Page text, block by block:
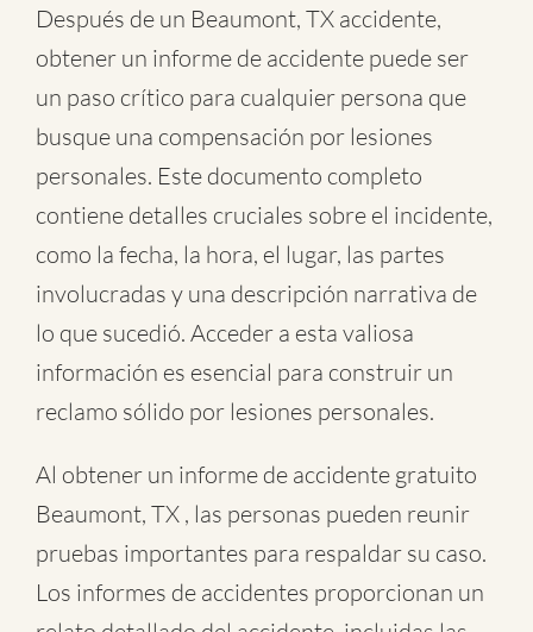
Después de un Beaumont, TX accidente,
obtener un informe de accidente puede ser
un paso crítico para cualquier persona que
busque una compensación por lesiones
personales. Este documento completo
contiene detalles cruciales sobre el incidente,
como la fecha, la hora, el lugar, las partes
involucradas y una descripción narrativa de
lo que sucedió. Acceder a esta valiosa
información es esencial para construir un
reclamo sólido por lesiones personales.
Al obtener un informe de accidente gratuito
Beaumont, TX , las personas pueden reunir
pruebas importantes para respaldar su caso.
Los informes de accidentes proporcionan un